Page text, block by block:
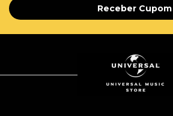
Receber Cupom